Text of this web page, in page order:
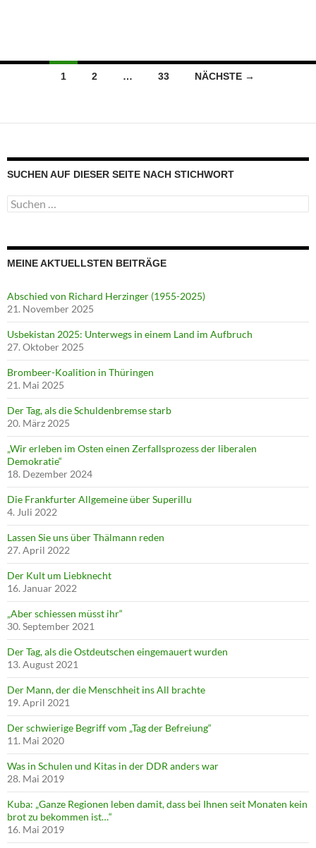
Beitragsnavigation
1 2 … 33 NÄCHSTE →
SUCHEN AUF DIESER SEITE NACH STICHWORT
Suche
nach:
MEINE AKTUELLSTEN BEITRÄGE
Abschied von Richard Herzinger (1955-2025)
21. November 2025
Usbekistan 2025: Unterwegs in einem Land im Aufbruch
27. Oktober 2025
Brombeer-Koalition in Thüringen
21. Mai 2025
Der Tag, als die Schuldenbremse starb
20. März 2025
„Wir erleben im Osten einen Zerfallsprozess der liberalen
Demokratie“
18. Dezember 2024
Die Frankfurter Allgemeine über Superillu
4. Juli 2022
Lassen Sie uns über Thälmann reden
27. April 2022
Der Kult um Liebknecht
16. Januar 2022
„Aber schiessen müsst ihr“
30. September 2021
Der Tag, als die Ostdeutschen eingemauert wurden
13. August 2021
Der Mann, der die Menschheit ins All brachte
19. April 2021
Der schwierige Begriff vom „Tag der Befreiung“
11. Mai 2020
Was in Schulen und Kitas in der DDR anders war
28. Mai 2019
Kuba: „Ganze Regionen leben damit, dass bei Ihnen seit Monaten kein
brot zu bekommen ist…“
16. Mai 2019